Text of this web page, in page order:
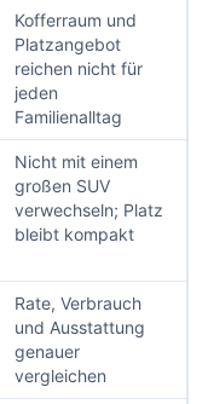
Kofferraum und
Platzangebot
reichen nicht für
jeden
Familienalltag
Nicht mit einem
großen SUV
verwechseln; Platz
bleibt kompakt
Rate, Verbrauch
und Ausstattung
genauer
vergleichen